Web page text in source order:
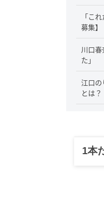
「こ
募集】
川口春
た」
江口の
とは？
1本